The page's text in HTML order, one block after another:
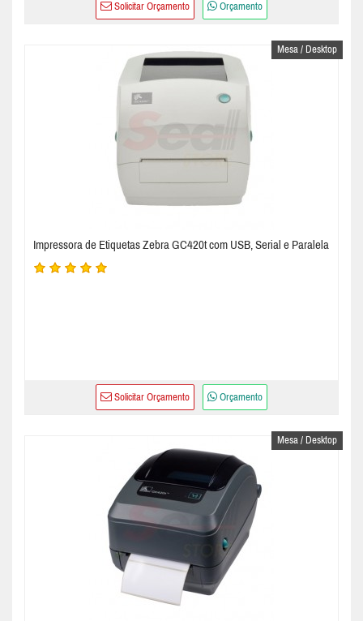
Solicitar Orçamento Orçamento
Mesa / Desktop
Impressora de Etiquetas Zebra GC420t com USB, Serial e Paralela
Solicitar Orçamento Orçamento
Mesa / Desktop